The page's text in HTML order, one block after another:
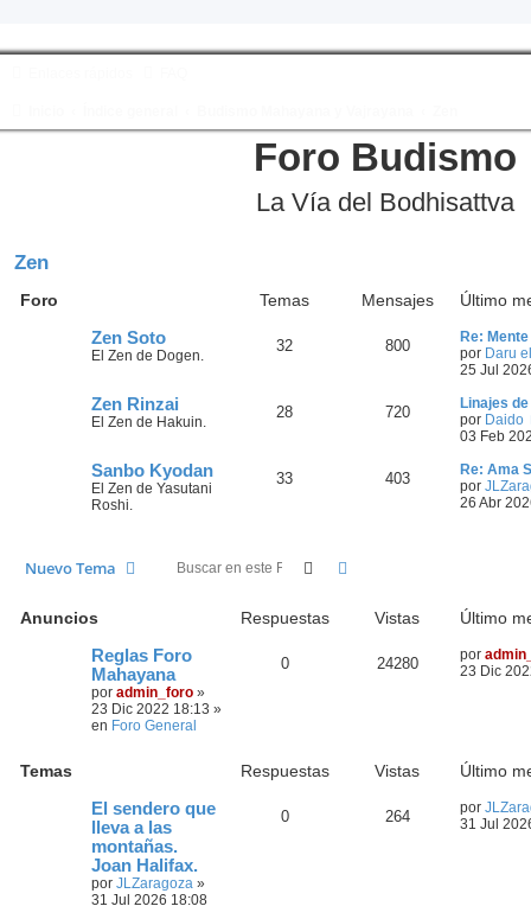
Foro Budismo
La Vía del Bodhisattva
Zen
Foro Temas Mensajes
Último
Zen Soto
El Zen de Dogen.
32 800
Re:
por Daru
25 Jul
Zen Rinzai
El Zen de Hakuin.
28 720
Linajes
por Daido
03 Feb
Sanbo Kyodan
El Zen de Yasutani
Roshi.
33 403
Re: Ama
por
26 Abr
Nuevo Tema Buscar
Anuncios Respuestas Vistas
Último
Reglas Foro
Mahayana
por admin_foro »
23 Dic 2022 18:13 »
en Foro General
0 24280 por
23 Dic
Temas Respuestas Vistas
Último
El sendero que
lleva a las
montañas.
Joan Halifax.
por JLZaragoza »
31 Jul 2026 18:08
0 264 por
31 Jul